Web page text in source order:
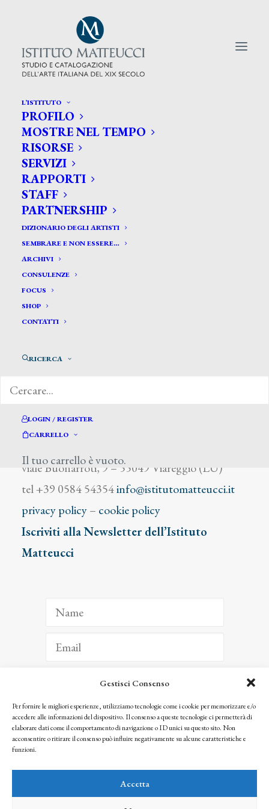
Gestisci Consenso
Per fornire le migliori esperienze, utilizziamo tecnologie come i cookie per memorizzare e/o
accedere alle informazioni del dispositivo. Il consenso a queste tecnologie ci permetterà di
elaborare dati come il comportamento di navigazione o ID unici su questo sito. Non
acconsentire o ritirare il consenso può influire negativamente su alcune caratteristiche e
funzioni.
Accetta
L’ISTITUTO
PROFILO
MOSTRE NEL TEMPO
RISORSE
SERVIZI
RAPPORTI
STAFF
PARTNERSHIP
DIZIONARIO DEGLI ARTISTI
SEMBRARE E NON ESSERE…
ARCHIVI
CONSULENZE
FOCUS
SHOP
CONTATTI
RICERCA
LOGIN / REGISTER
CARRELLO
Il tuo carrello è vuoto.
CERCA TRA GLI ARTISTI:
Search
for:
Kauffman Angelica
viale Buonarroti, 9 – 55049 Viareggio (LU)
tel +39 0584 54354info@istitutomatteucci.it
privacy policy– cookie policy
Iscriviti alla Newsletter dell’Istituto
Matteucci
ISCRIVITI
Facendo clic per iscriverti, riconosci che le tue informazioni saranno trattate
seguendo la nostra Privacy Policy
© 2025 Istituto Matteucci. All right reserved
l’autorizzazione scritta dei proprietari dei diritti e dell’Istituto Matteucci